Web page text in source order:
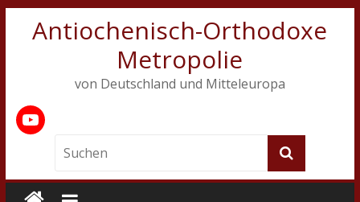
Antiochenisch-Orthodoxe
Metropolie
von Deutschland und Mitteleuropa